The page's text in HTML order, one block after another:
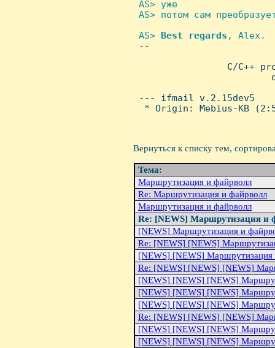
AS> уже
AS> потом сам
AS> Best regards , Alex.
--
C/C++
--- ifmail v.2.15dev5
* Origin: Mebius-KB
Вернуться к списку тем,
Тема:
Маршрутизация и файрволл
Re: Маршрутизация и файрволл
Маршрутизация и файрволл
Re: [NEWS] Маршрутизация и
[NEWS] Маршрутизация и
Re: [NEWS] [NEWS]
[NEWS] [NEWS] Маршрутизация
Re: [NEWS] [NEWS] [NEWS]
[NEWS] [NEWS] [NEWS]
[NEWS] [NEWS] [NEWS]
[NEWS] [NEWS] [NEWS]
Re: [NEWS] [NEWS] [NEWS]
[NEWS] [NEWS] [NEWS]
[NEWS] [NEWS] [NEWS]